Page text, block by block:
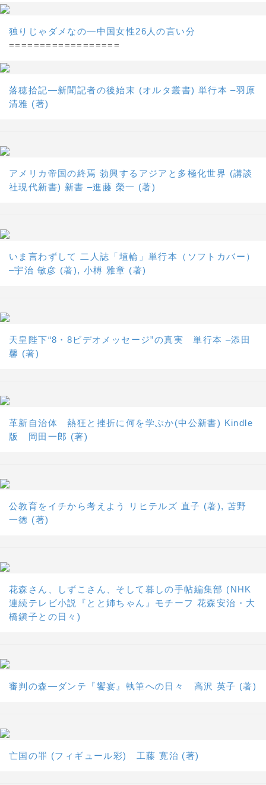
独りじゃダメなの―中国女性26人の言い分
==================
落穂拾記―新聞記者の後始末 (オルタ叢書) 単行本 –羽原
清雅 (著)
アメリカ帝国の終焉 勃興するアジアと多極化世界 (講談
社現代新書) 新書 –進藤 榮一 (著)
いま言わずして 二人誌「埴輪」単行本（ソフトカバー）
–宇治 敏彦 (著), 小榑 雅章 (著)
天皇陛下“8・8ビデオメッセージ”の真実 単行本 –添田
馨 (著)
革新自治体 熱狂と挫折に何を学ぶか(中公新書) Kindle
版 岡田一郎 (著)
公教育をイチから考えよう リヒテルズ 直子 (著), 苫野
一徳 (著)
花森さん、しずこさん、そして暮しの手帖編集部 (NHK
連続テレビ小説『とと姉ちゃん』モチーフ 花森安治・大
橋鎭子との日々)
審判の森―ダンテ『饗宴』執筆への日々 高沢 英子 (著)
亡国の罪 (フィギュール彩) 工藤 寛治 (著)